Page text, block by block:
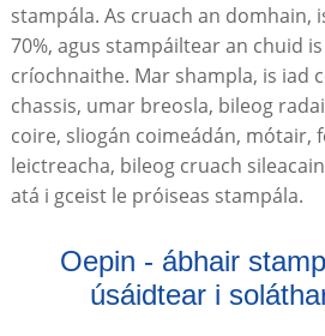
stampála. As cruach an domhain,
70%, agus stampáiltear an chuid
críochnaithe. Mar shampla, is iad
chassis, umar breosla, bileog
coire, sliogán coimeádán, mótair,
leictreacha, bileog cruach
atá i gceist le próiseas stampála.
Oepin - ábhair
úsáidtear i